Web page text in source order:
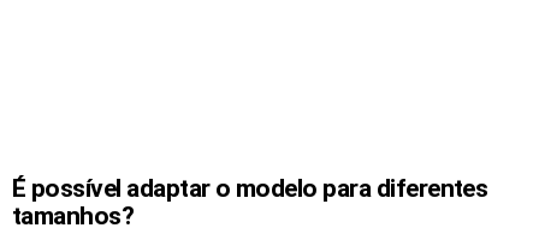
É possível adaptar o modelo para diferentes
tamanhos?